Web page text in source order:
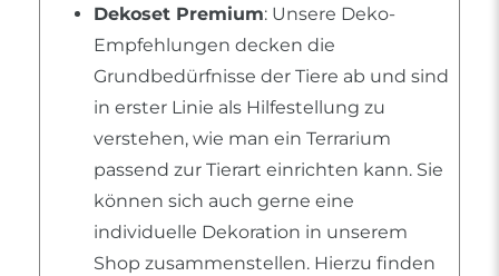
Dekoset Premium: Unsere Deko-
Empfehlungen decken die
Grundbedürfnisse der Tiere ab und sind
in erster Linie als Hilfestellung zu
verstehen, wie man ein Terrarium
passend zur Tierart einrichten kann. Sie
können sich auch gerne eine
individuelle Dekoration in unserem
Shop zusammenstellen. Hierzu finden